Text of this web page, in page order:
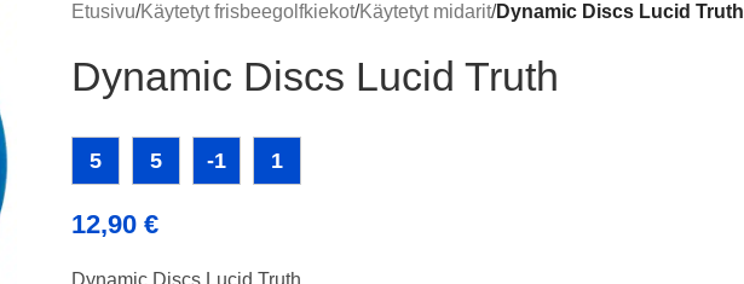
Etusivu/Käytetyt frisbeegolfkiekot/Käytetyt midarit/Dynamic Discs Lucid Truth
Dynamic Discs Lucid Truth
5 5 -1 1
12,90 €
Dynamic Discs Lucid Truth